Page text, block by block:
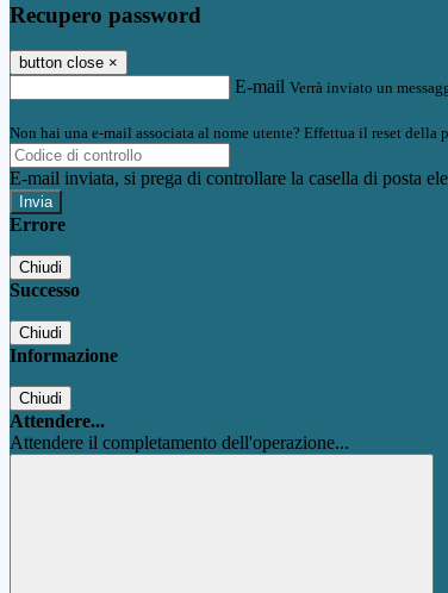
Recupero password
button close ×
E-mail Verrà inviato un
Non hai una e-mail associata al nome utente? Effettua il reset della
E-mail inviata, si prega di controllare la casella di posta
Errore
Chiudi
Successo
Chiudi
Informazione
Chiudi
Attendere...
Attendere il completamento dell'operazione...